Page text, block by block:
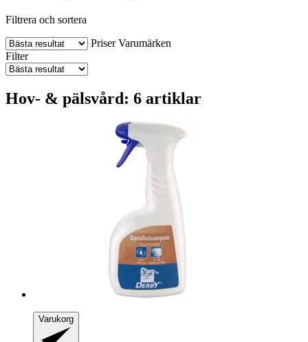
Filtrera och sortera
Priser Varumärken
Filter
Hov- & pälsvård: 6 artiklar
Varukorg